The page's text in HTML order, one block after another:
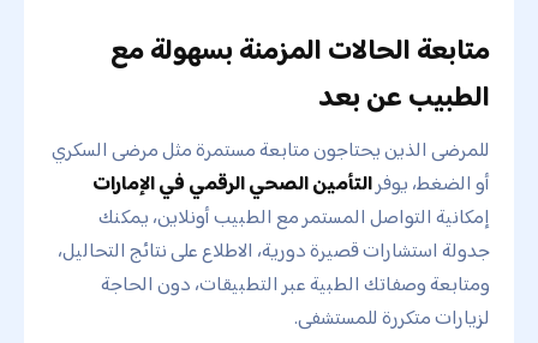
متابعة الحالات المزمنة بسهولة مع
الطبيب عن بعد
للمرضى الذين يحتاجون متابعة مستمرة مثل مرضى السكري
أو الضغط، يوفرالتأمين الصحي الرقمي في الإمارات
إمكانية التواصل المستمر مع الطبيب أونلاين، يمكنك
جدولة استشارات قصيرة دورية، الاطلاع على نتائج التحاليل،
ومتابعة وصفاتك الطبية عبر التطبيقات، دون الحاجة
لزيارات متكررة للمستشفى.